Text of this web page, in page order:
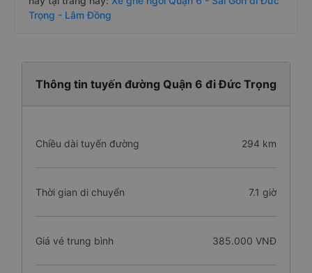
Trả lời: Hiện tại có 1 hãng xe khai thác dòng xe ghế ngồi
trên tuyến đường này là xe LH Minh Trí Limousine, bạn
Trọng - Lâm Đồng
Chiều dài tuyến đường 294 km
Thời gian di chuyển 7.1 giờ